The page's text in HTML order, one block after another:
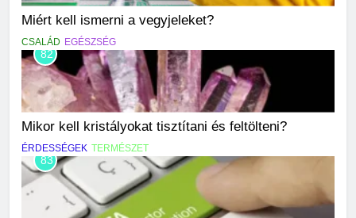
Miért kell ismerni a vegyjeleket?
CSALÁD EGÉSZSÉG
82
Mikor kell kristályokat tisztítani és feltölteni?
ÉRDESSÉGEK TERMÉSZET
83